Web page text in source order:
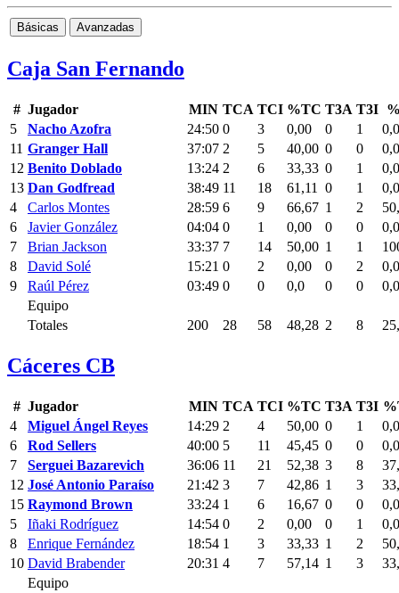
Básicas Avanzadas
Caja San Fernando
# Jugador MIN TCA TCI %TC T3A T3I
5
Nacho Azofra 24:50 0 3 0,00 0 1
11 Granger Hall 37:07 2 5 40,00 0 0
0,0
12 Benito Doblado 13:24 2 6 33,33 0 1
13 Dan Godfread 38:49 11 18 61,11 0 1
4
Carlos Montes 28:59 6 9 66,67 1 2
6
Javier González 04:04 0 1 0,00 0 0
0,0
7
Brian Jackson 33:37 7 14 50,00 1 1
8
David Solé 15:21 0 2 0,00 0 2
9
Raúl Pérez 03:49 0 0 0,0 0 0
0,0
Equipo
Totales
200 28 58 48,28 2 8
Cáceres CB
# Jugador MIN TCA TCI %TC T3A T3I
4
Miguel Ángel Reyes 14:29 2 4 50,00 0 1
6
Rod Sellers 40:00 5 11 45,45 0 0
0,0
7
Serguei Bazarevich 36:06 11 21 52,38 3 8
12 José Antonio Paraíso 21:42 3 7 42,86 1 3
15 Raymond Brown 33:24 1 6 16,67 0 0
0,0
5
Iñaki Rodríguez 14:54 0 2 0,00 0 1
8
Enrique Fernández 18:54 1 3 33,33 1 2
10 David Brabender 20:31 4 7 57,14 1 3
Equipo